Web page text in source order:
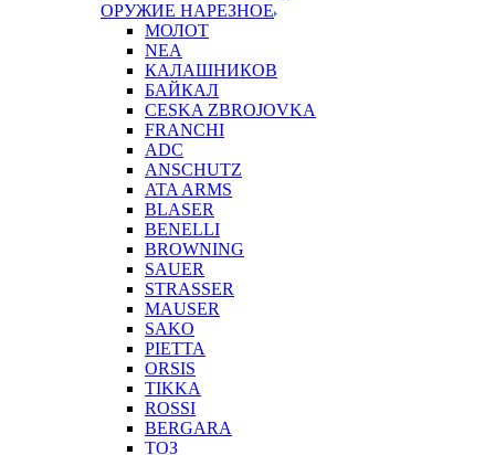
ОРУЖИЕ НАРЕЗНОЕ
МОЛОТ
NEA
КАЛАШНИКОВ
БАЙКАЛ
CESKA ZBROJOVKA
FRANCHI
ADC
ANSCHUTZ
ATA ARMS
BLASER
BENELLI
BROWNING
SAUER
STRASSER
MAUSER
SAKO
PIETTA
ORSIS
TIKKA
ROSSI
BERGARA
ТОЗ